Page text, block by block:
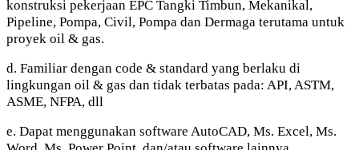
konstruksi pekerjaan EPC Tangki Timbun, Mekanikal,
Pipeline, Pompa, Civil, Pompa dan Dermaga terutama untuk
proyek oil & gas.
d. Familiar dengan code & standard yang berlaku di
lingkungan oil & gas dan tidak terbatas pada: API, ASTM,
ASME, NFPA, dll
e. Dapat menggunakan software AutoCAD, Ms. Excel, Ms.